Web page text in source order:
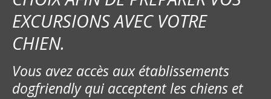
EXCURSIONS AVEC VOTRE
CHIEN.
Vous avez accès aux établissements
dogfriendly qui acceptent les chiens et